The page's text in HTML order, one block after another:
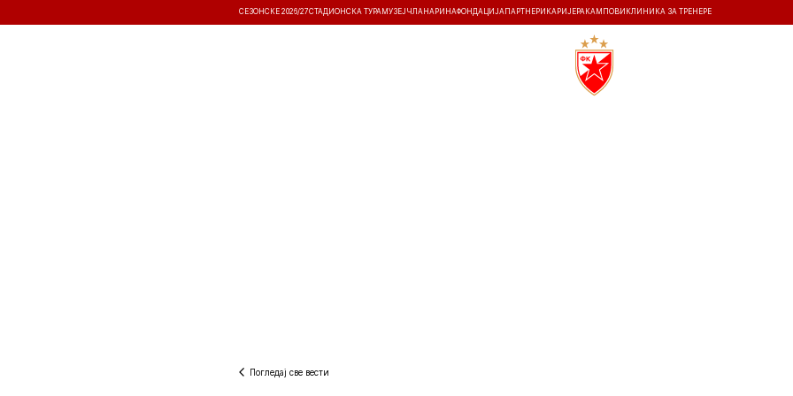
СЕЗОНСКЕ 2026/27СТАДИОНСКА ТУРА МУЗЕЈ ЧЛАНАРИНАФОНДАЦИЈА ПАРТНЕРИ КАРИЈЕРА КАМПОВИ КЛИНИКА ЗА ТРЕНЕРЕ
Погледај све вести